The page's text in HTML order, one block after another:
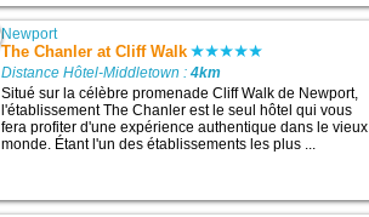
Newport
The Chanler at Cliff Walk
Distance Hôtel-Middletown :4km
Situé sur la célèbre promenade Cliff Walk de Newport,
l'établissement The Chanler est le seul hôtel qui vous
fera profiter d'une expérience authentique dans le vieux
monde. Étant l'un des établissements les plus ...